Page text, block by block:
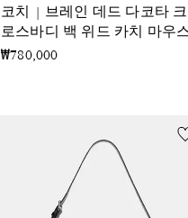
코치 | 브레인 데드 다코타 크
로스바디 백 위드 카치 마우
₩780,000